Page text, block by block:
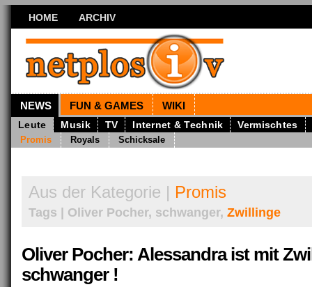
HOME ARCHIV
NEWS FUN & GAMES WIKI
Leute Musik TV Internet & Technik Vermischtes
Promis Royals Schicksale
Aus der Kategorie | Promis
Tags | Oliver Pocher, schwanger, Zwillinge
Oliver Pocher: Alessandra ist mit
schwanger !